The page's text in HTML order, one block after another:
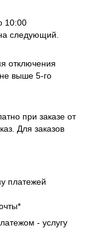
10:00
следующий.
отключения
выше 5-го
при заказе от
Для заказов
платежей
- услугу